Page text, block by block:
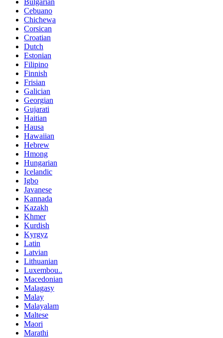
Bulgarian
Cebuano
Chichewa
Corsican
Croatian
Dutch
Estonian
Filipino
Finnish
Frisian
Galician
Georgian
Gujarati
Haitian
Hausa
Hawaiian
Hebrew
Hmong
Hungarian
Icelandic
Igbo
Javanese
Kannada
Kazakh
Khmer
Kurdish
Kyrgyz
Latin
Latvian
Lithuanian
Luxembou..
Macedonian
Malagasy
Malay
Malayalam
Maltese
Maori
Marathi